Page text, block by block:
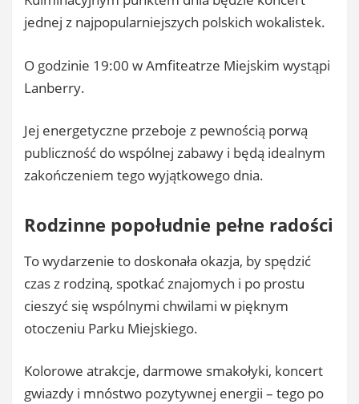
jednej z najpopularniejszych polskich wokalistek.
O godzinie 19:00 w Amfiteatrze Miejskim wystąpi
Lanberry.
Jej energetyczne przeboje z pewnością porwą
publiczność do wspólnej zabawy i będą idealnym
zakończeniem tego wyjątkowego dnia.
Rodzinne popołudnie pełne radości
To wydarzenie to doskonała okazja, by spędzić
czas z rodziną, spotkać znajomych i po prostu
cieszyć się wspólnymi chwilami w pięknym
otoczeniu Parku Miejskiego.
Kolorowe atrakcje, darmowe smakołyki, koncert
gwiazdy i mnóstwo pozytywnej energii – tego po